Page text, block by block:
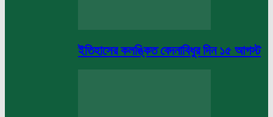
ইতিহাসের কলঙ্কিত বেদনাবিধুর দিন ১৫ আগস্ট